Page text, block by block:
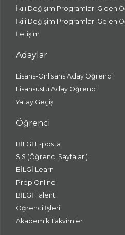
İkili Değişim Programları Giden
İkili Değişim Programları Gelen
İletişim
Adaylar
Lisans-Önlisans Aday Öğrenci
Lisansüstü Aday Öğrenci
Yatay Geçiş
Öğrenci
BİLGİ E-posta
SIS (Öğrenci Sayfaları)
BİLGİ Learn
Prep Online
BİLGİ Talent
Öğrenci İşleri
Akademik Takvimler